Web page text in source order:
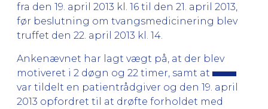
fra den 19. april 2013 kl. 16 til den 21. april 2013,
før beslutning om tvangsmedicinering blev
truffet den 22. april 2013 kl. 14.
Ankenævnet har lagt vægt på, at der blev
motiveret i 2 døgn og 22 timer, samt at
var tildelt en patientrådgiver og den 19. april
2013 opfordret til at drøfte forholdet med